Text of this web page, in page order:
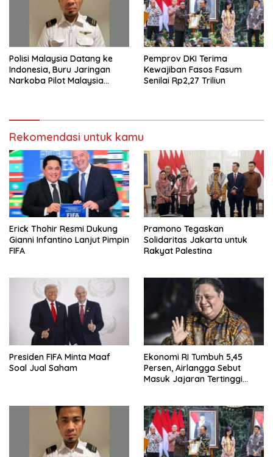
Polisi Malaysia Datang ke
Indonesia, Buru Jaringan
Narkoba Pilot Malaysia
Pemprov DKI Terima
Kewajiban Fasos Fasum
Senilai Rp2,27 Triliun
Rekomendasi untuk kamu
Erick Thohir Resmi Dukung
Gianni Infantino Lanjut Pimpin
FIFA
Pramono Tegaskan
Solidaritas Jakarta untuk
Rakyat Palestina
Presiden FIFA Minta Maaf
Soal Jual Saham
Ekonomi RI Tumbuh 5,45
Persen, Airlangga Sebut
Masuk Jajaran Tertinggi